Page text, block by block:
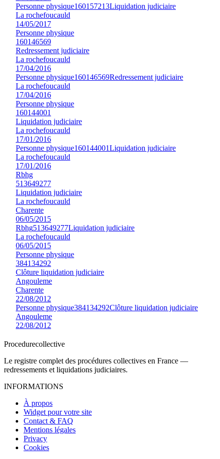
Personne physique160157213Liquidation judiciaire
La rochefoucauld
14/05/2017
Personne physique
160146569
Redressement judiciaire
La rochefoucauld
17/04/2016
Personne physique160146569Redressement judiciaire
La rochefoucauld
17/04/2016
Personne physique
160144001
Liquidation judiciaire
La rochefoucauld
17/01/2016
Personne physique160144001Liquidation judiciaire
La rochefoucauld
17/01/2016
Rbhg
513649277
Liquidation judiciaire
La rochefoucauld
Charente
06/05/2015
Rbhg513649277Liquidation judiciaire
La rochefoucauld
06/05/2015
Personne physique
384134292
Clôture liquidation judiciaire
Angouleme
Charente
22/08/2012
Personne physique384134292Clôture liquidation judiciaire
Angouleme
22/08/2012
Procedurecollective
Le registre complet des procédures collectives en France —
redressements et liquidations judiciaires.
INFORMATIONS
À propos
Widget pour votre site
Contact & FAQ
Mentions légales
Privacy
Cookies